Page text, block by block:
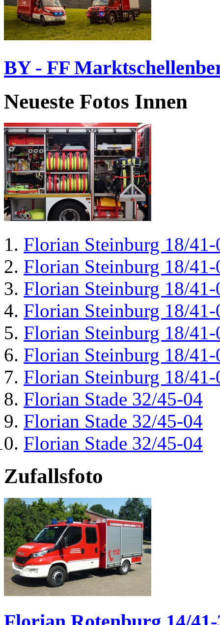
BY - FF
Neueste Fotos Innen
Florian Steinburg 18/41-
Florian Steinburg 18/41-
Florian Steinburg 18/41-
Florian Steinburg 18/41-
Florian Steinburg 18/41-
Florian Steinburg 18/41-
Florian Steinburg 18/41-
Florian Stade 32/45-04
Florian Stade 32/45-04
Florian Stade 32/45-04
Zufallsfoto